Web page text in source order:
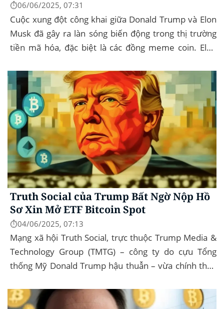
⏱️06/06/2025, 07:31
Cuộc xung đột công khai giữa Donald Trump và Elon
Musk đã gây ra làn sóng biến động trong thị trường
tiền mã hóa, đặc biệt là các đồng meme coin. Elon
Government...
Truth Social của Trump Bất Ngờ Nộp Hồ
Sơ Xin Mở ETF Bitcoin Spot
⏱️04/06/2025, 07:13
Mạng xã hội Truth Social, trực thuộc Trump Media &
Technology Group (TMTG) – công ty do cựu Tổng
thống Mỹ Donald Trump hậu thuẫn – vừa chính thức